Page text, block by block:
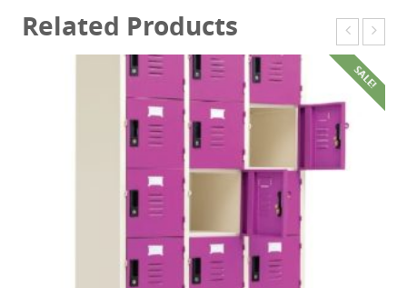
Related Products
SALE!